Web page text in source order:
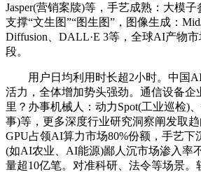
Jasper(营销案牍)等，手艺成熟：大模子
支撑“文生图”“图生图”，图像生成：
Diffusion、DALL·E 3等，全球AI产物
段。
用户日均利用时长超2小时。中国AI
活力，全体增加势头强劲。通信设备企
里？办事机械人：动力Spot(工业巡检)
事)等，更多深度行业研究洞察阐发取
GPU占领AI算力市场80%份额，手艺下
(如AI农业、AI能源)鄙人沉市场渗入率
量超10亿笔。对准科研、法令等场景。